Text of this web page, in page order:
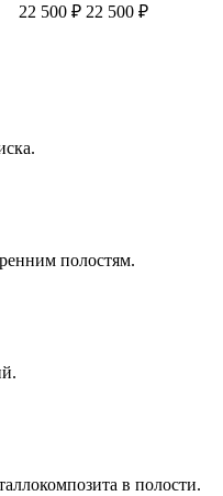
22 500 ₽ 22 500 ₽
полостям.
в полости.